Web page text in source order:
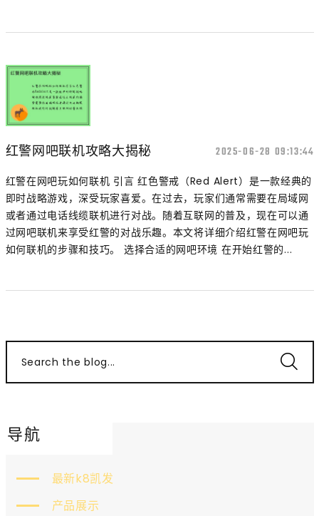
红警网吧联机攻略大揭秘 2025-06-28 09:13:44
红警在网吧玩如何联机 引言 红色警戒（Red Alert）是一款经典的
即时战略游戏，深受玩家喜爱。在过去，玩家们通常需要在局域网
或者通过电话线缆联机进行对战。随着互联网的普及，现在可以通
过网吧联机来享受红警的对战乐趣。本文将详细介绍红警在网吧玩
如何联机的步骤和技巧。 选择合适的网吧环境 在开始红警的...
Search the blog...
导航
最新k8凯发
产品展示